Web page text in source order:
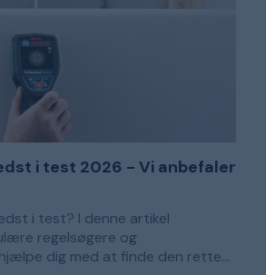
i test 2026 - Vi anbefaler
i test? I denne artikel
regelsøgere og
dig med at finde den rette